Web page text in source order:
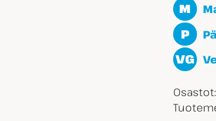
M
P
VG
Osastot: